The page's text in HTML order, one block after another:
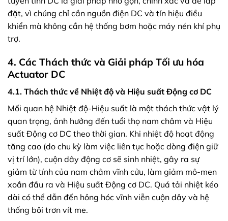
đặt, vì chúng chỉ cần nguồn điện DC và tín hiệu điều
khiển mà không cần hệ thống bơm hoặc máy nén khí phụ
trợ.
4. Các Thách thức và Giải pháp Tối ưu hóa
Actuator DC
4.1. Thách thức về Nhiệt độ và Hiệu suất Động cơ DC
Mối quan hệ Nhiệt độ-Hiệu suất là một thách thức vật lý
quan trọng, ảnh hưởng đến tuổi thọ nam châm và Hiệu
suất Động cơ DC theo thời gian. Khi nhiệt độ hoạt động
tăng cao (do chu kỳ làm việc liên tục hoặc dòng điện giữ
vị trí lớn), cuộn dây động cơ sẽ sinh nhiệt, gây ra sự
giảm từ tính của nam châm vĩnh cửu, làm giảm mô-men
xoắn đầu ra và Hiệu suất Động cơ DC. Quá tải nhiệt kéo
dài có thể dẫn đến hỏng hóc vĩnh viễn cuộn dây và hệ
thống bôi trơn vít me.